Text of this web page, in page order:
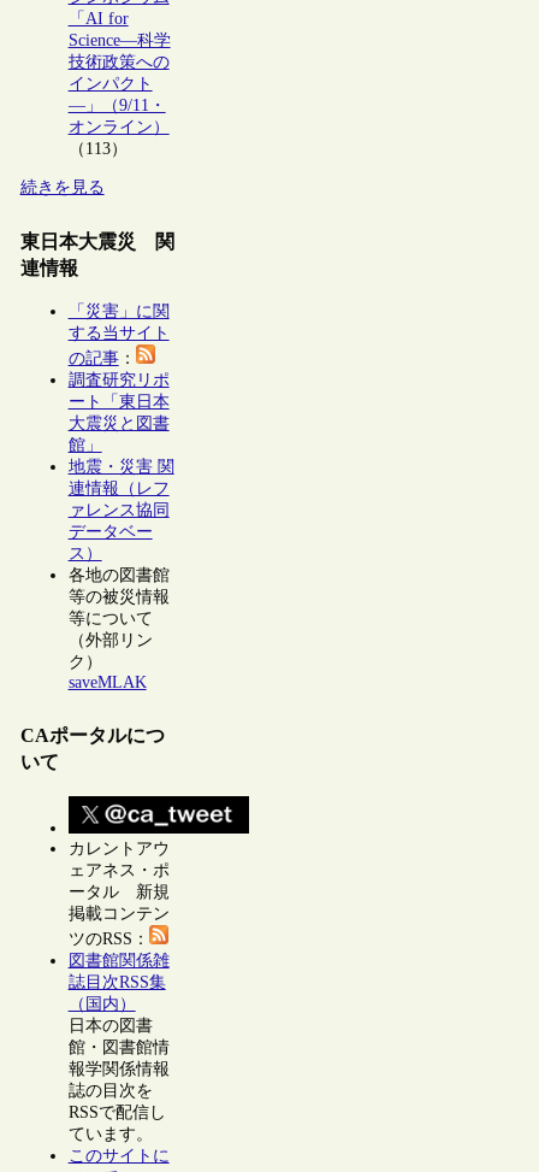
「AI for
Science―科学
技術政策への
インパクト
―」（9/11・
オンライン）
（113）
続きを見る
東日本大震災 関
連情報
「災害」に関
する当サイト
の記事：
調査研究リポ
ート「東日本
大震災と図書
館」
地震・災害 関
連情報（レフ
ァレンス協同
データベー
ス）
各地の図書館
等の被災情報
等について
（外部リン
ク）
saveMLAK
CAポータルにつ
いて
カレントアウ
ェアネス・ポ
ータル 新規
掲載コンテン
ツのRSS：
図書館関係雑
誌目次RSS集
（国内）
日本の図書
館・図書館情
報学関係情報
誌の目次を
RSSで配信し
ています。
このサイトに